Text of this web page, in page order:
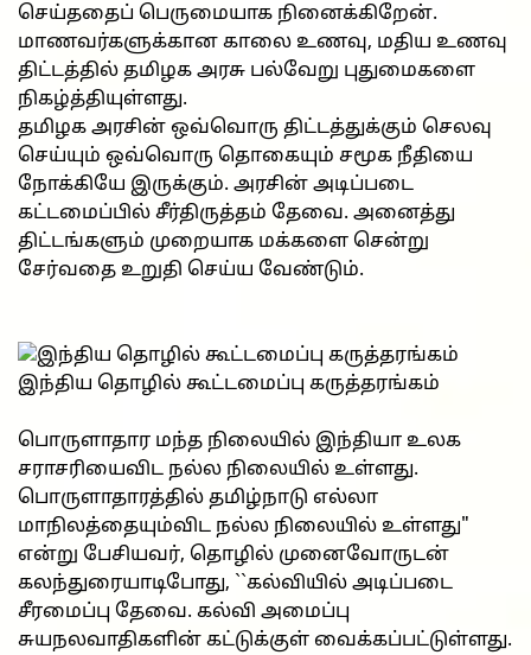
செய்ததைப் பெருமையாக நினைக்கிறேன்.
மாணவர்களுக்கான காலை உணவு, மதிய உணவு
திட்டத்தில் தமிழக அரசு பல்வேறு புதுமைகளை
நிகழ்த்தியுள்ளது.
தமிழக அரசின் ஒவ்வொரு திட்டத்துக்கும் செலவு
செய்யும் ஒவ்வொரு தொகையும் சமூக நீதியை
நோக்கியே இருக்கும். அரசின் அடிப்படை
கட்டமைப்பில் சீர்திருத்தம் தேவை. அனைத்து
திட்டங்களும் முறையாக மக்களை சென்று
சேர்வதை உறுதி செய்ய வேண்டும்.
இந்திய தொழில் கூட்டமைப்பு கருத்தரங்கம்
பொருளாதார மந்த நிலையில் இந்தியா உலக
சராசரியைவிட நல்ல நிலையில் உள்ளது.
பொருளாதாரத்தில் தமிழ்நாடு எல்லா
மாநிலத்தையும்விட நல்ல நிலையில் உள்ளது"
என்று பேசியவர், தொழில் முனைவோருடன்
கலந்துரையாடிபோது, ``கல்வியில் அடிப்படை
சீரமைப்பு தேவை. கல்வி அமைப்பு
சுயநலவாதிகளின் கட்டுக்குள் வைக்கப்பட்டுள்ளது.